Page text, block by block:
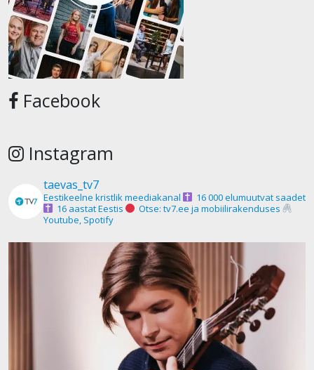
Facebook
Instagram
taevas_tv7
Eestikeelne kristlik meediakanal
16 000 elumuutvat saadet
16 aastat Eestis
Otse: tv7.ee ja mobiilirakenduses
Youtube, Spotify